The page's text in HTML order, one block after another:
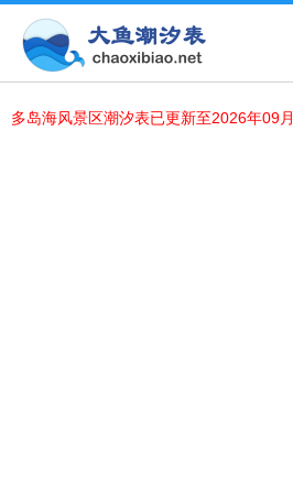
多岛海风景区潮汐表已更新至2026年09月